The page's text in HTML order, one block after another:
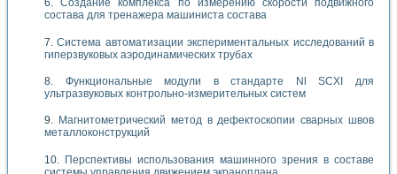
Создание комплекса по измерению скорости подвижного
состава для тренажера машиниста состава
Система автоматизации экспериментальных исследований в
гиперзвуковых аэродинамических трубах
Функциональные модули в стандарте Nl SCXI для
ультразвуковых контрольно-измерительных систем
Магнитометрический метод в дефектоскопии сварных швов
металлоконструкций
Перспективы использования машинного зрения в составе